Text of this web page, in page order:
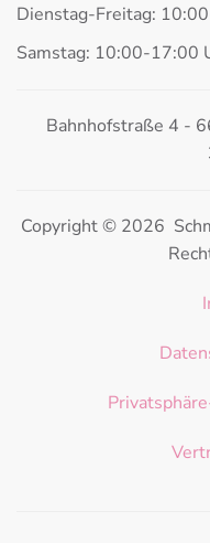
Dienstag-Freitag:
Samstag: 10:00-17:00
Bahnhofstraße 4 -
Copyright © 2026